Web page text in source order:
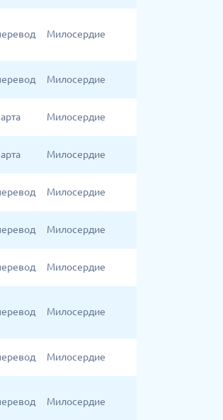
Милосердие
Милосердие
Милосердие
Милосердие
Милосердие
Милосердие
Милосердие
Милосердие
Милосердие
Милосердие